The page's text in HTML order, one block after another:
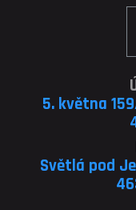
5. května
Světlá pod